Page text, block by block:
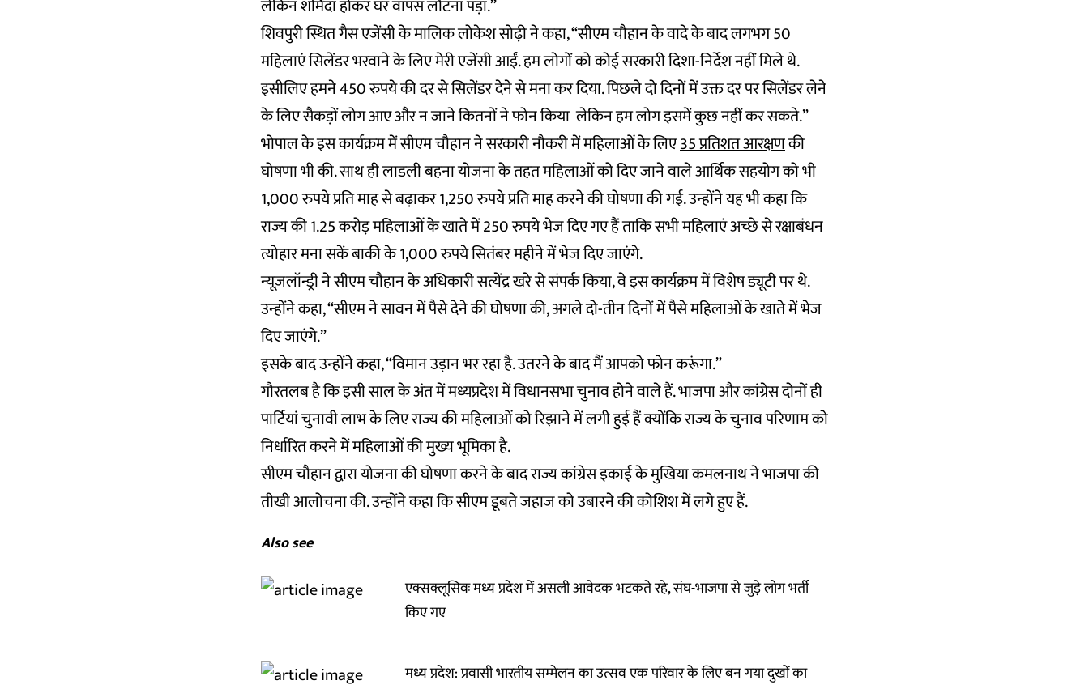
लेकिन शर्मिंदा होकर घर वापस लौटना पड़ा.”
शिवपुरी स्थित गैस एजेंसी के मालिक लोकेश सोढ़ी ने कहा, “सीएम चौहान के वादे के बाद लगभग 50
महिलाएं सिलेंडर भरवाने के लिए मेरी एजेंसी आईं. हम लोगों को कोई सरकारी दिशा-निर्देश नहीं मिले थे.
इसीलिए हमने 450 रुपये की दर से सिलेंडर देने से मना कर दिया. पिछले दो दिनों में उक्त दर पर सिलेंडर लेने
के लिए सैकड़ों लोग आए और न जाने कितनों ने फोन किया लेकिन हम लोग इसमें कुछ नहीं कर सकते.”
भोपाल के इस कार्यक्रम में सीएम चौहान ने सरकारी नौकरी में महिलाओं के लिए35 प्रतिशत आरक्षणकी
घोषणा भी की. साथ ही लाडली बहना योजना के तहत महिलाओं को दिए जाने वाले आर्थिक सहयोग को भी
1,000 रुपये प्रति माह से बढ़ाकर 1,250 रुपये प्रति माह करने की घोषणा की गई. उन्होंने यह भी कहा कि
राज्य की 1.25 करोड़ महिलाओं के खाते में 250 रुपये भेज दिए गए हैं ताकि सभी महिलाएं अच्छे से रक्षाबंधन
त्योहार मना सकें बाकी के 1,000 रुपये सितंबर महीने में भेज दिए जाएंगे.
न्यूज़लॉन्ड्री ने सीएम चौहान के अधिकारी सत्येंद्र खरे से संपर्क किया, वे इस कार्यक्रम में विशेष ड्यूटी पर थे.
उन्होंने कहा, “सीएम ने सावन में पैसे देने की घोषणा की, अगले दो-तीन दिनों में पैसे महिलाओं के खाते में भेज
दिए जाएंगे.”
इसके बाद उन्होंने कहा, “विमान उड़ान भर रहा है. उतरने के बाद मैं आपको फोन करूंगा.”
गौरतलब है कि इसी साल के अंत में मध्यप्रदेश में विधानसभा चुनाव होने वाले हैं. भाजपा और कांग्रेस दोनों ही
पार्टियां चुनावी लाभ के लिए राज्य की महिलाओं को रिझाने में लगी हुई हैं क्योंकि राज्य के चुनाव परिणाम को
निर्धारित करने में महिलाओं की मुख्य भूमिका है.
सीएम चौहान द्वारा योजना की घोषणा करने के बाद राज्य कांग्रेस इकाई के मुखिया कमलनाथ ने भाजपा की
तीखी आलोचना की. उन्होंने कहा कि सीएम डूबते जहाज को उबारने की कोशिश में लगे हुए हैं.
Also see
एक्सक्लूसिवः मध्य प्रदेश में असली आवेदक भटकते रहे, संघ-भाजपा से जुड़े लोग भर्ती
किए गए
मध्य प्रदेश: प्रवासी भारतीय सम्मेलन का उत्सव एक परिवार के लिए बन गया दुखों का